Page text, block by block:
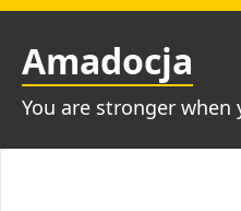
Przejdź
treści
Amadocja
You are stronger when